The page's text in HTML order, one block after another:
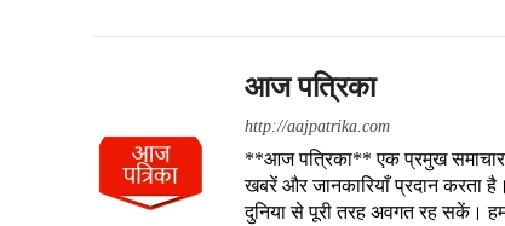
आज पत्रिका
http://aajpatrika.com
**आज पत्रिका** एक प्रमुख समाचार
खबरें और जानकारियाँ प्रदान करता
दुनिया से पूरी तरह अवगत रह सकें।